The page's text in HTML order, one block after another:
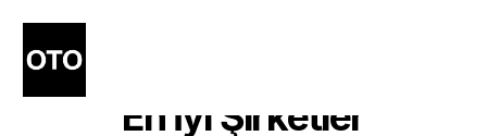
Balıkesir - Edirne Kargo
Gönderim Hizmeti Sunan
En İyi Şirketler